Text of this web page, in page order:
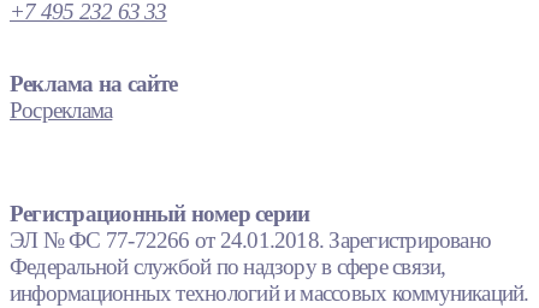
+7 495 232 63 33
Реклама на сайте
Росреклама
Регистрационный номер серии
ЭЛ № ФС 77-72266 от 24.01.2018. Зарегистрировано
Федеральной службой по надзору в сфере связи,
информационных технологий и массовых коммуникаций.